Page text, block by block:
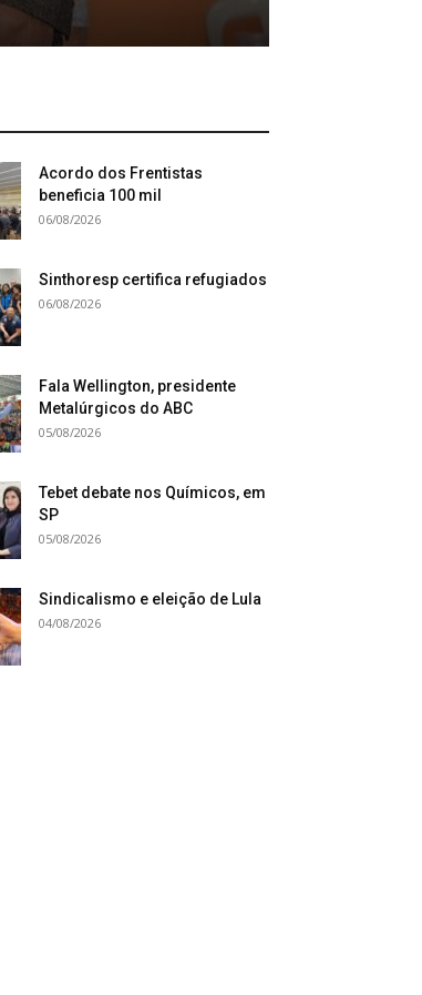
Acordo dos Frentistas
beneficia 100 mil
06/08/2026
Sinthoresp certifica refugiados
06/08/2026
Fala Wellington, presidente
Metalúrgicos do ABC
05/08/2026
Tebet debate nos Químicos, em
SP
05/08/2026
Sindicalismo e eleição de Lula
04/08/2026